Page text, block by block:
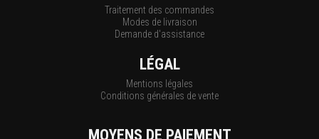
Traitement des commandes
Modes de livraison
Demande d'assistance
LÉGAL
Mentions légales
Conditions générales de vente
MOYENS DE PAIEMENT